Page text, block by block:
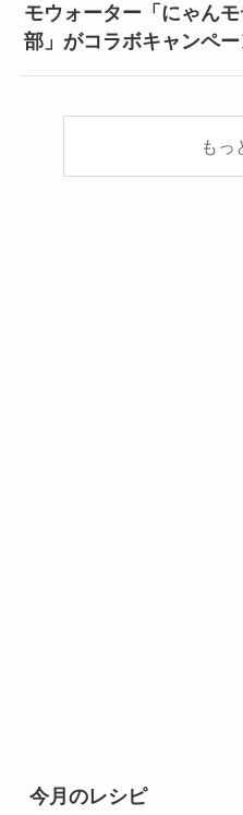
モウォーター「にゃん
部」がコラボキャンペ
もっ
今月のレシピ